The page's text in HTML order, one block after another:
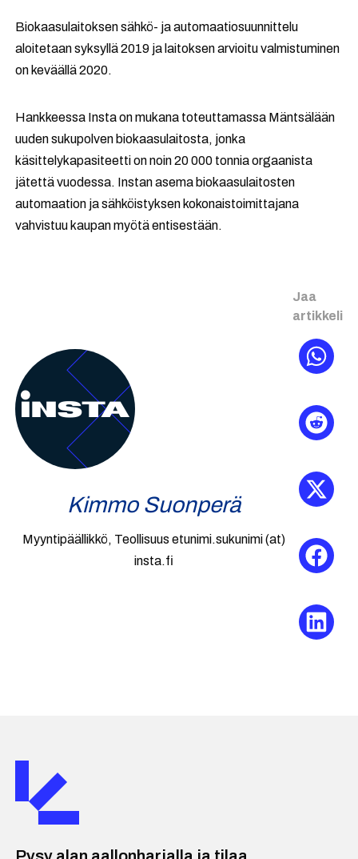
Biokaasulaitoksen sähkö- ja automaatiosuunnittelu
aloitetaan syksyllä 2019 ja laitoksen arvioitu valmistuminen
on keväällä 2020.
Hankkeessa Insta on mukana toteuttamassa Mäntsälään
uuden sukupolven biokaasulaitosta, jonka
käsittelykapasiteetti on noin 20 000 tonnia orgaanista
jätettä vuodessa. Instan asema biokaasulaitosten
automaation ja sähköistyksen kokonaistoimittajana
vahvistuu kaupan myötä entisestään.
Kimmo Suonperä
Myyntipäällikkö, Teollisuus etunimi.sukunimi (at)
insta.fi
Jaa
artikkeli